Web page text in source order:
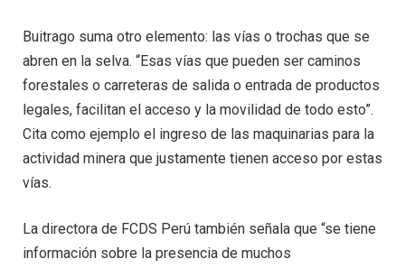
Buitrago suma otro elemento: las vías o trochas que se
abren en la selva. “Esas vías que pueden ser caminos
forestales o carreteras de salida o entrada de productos
legales, facilitan el acceso y la movilidad de todo esto”.
Cita como ejemplo el ingreso de las maquinarias para la
actividad minera que justamente tienen acceso por estas
vías.
La directora de FCDS Perú también señala que “se tiene
información sobre la presencia de muchos